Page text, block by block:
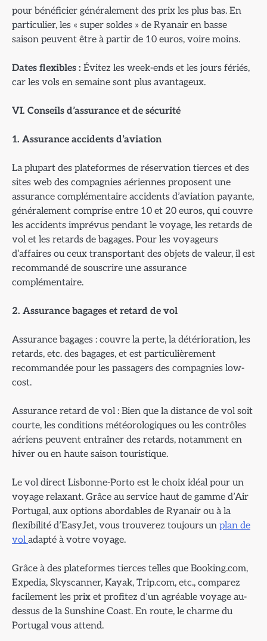
pour bénéficier généralement des prix les plus bas. En
particulier, les « super soldes » de Ryanair en basse
saison peuvent être à partir de 10 euros, voire moins.
Dates flexibles : Évitez les week-ends et les jours fériés,
car les vols en semaine sont plus avantageux.
VI. Conseils d’assurance et de sécurité
1. Assurance accidents d’aviation
La plupart des plateformes de réservation tierces et des
sites web des compagnies aériennes proposent une
assurance complémentaire accidents d’aviation payante,
généralement comprise entre 10 et 20 euros, qui couvre
les accidents imprévus pendant le voyage, les retards de
vol et les retards de bagages. Pour les voyageurs
d’affaires ou ceux transportant des objets de valeur, il est
recommandé de souscrire une assurance
complémentaire.
2. Assurance bagages et retard de vol
Assurance bagages : couvre la perte, la détérioration, les
retards, etc. des bagages, et est particulièrement
recommandée pour les passagers des compagnies low-
cost.
Assurance retard de vol : Bien que la distance de vol soit
courte, les conditions météorologiques ou les contrôles
aériens peuvent entraîner des retards, notamment en
hiver ou en haute saison touristique.
Le vol direct Lisbonne-Porto est le choix idéal pour un
voyage relaxant. Grâce au service haut de gamme d’Air
Portugal, aux options abordables de Ryanair ou à la
flexibilité d’EasyJet, vous trouverez toujours un plan de
voladapté à votre voyage.
Grâce à des plateformes tierces telles que Booking.com,
Expedia, Skyscanner, Kayak, Trip.com, etc., comparez
facilement les prix et profitez d’un agréable voyage au-
dessus de la Sunshine Coast. En route, le charme du
Portugal vous attend.